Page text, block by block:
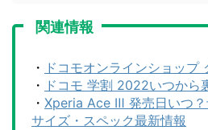
関連情報
・ ドコモオンラインショップ
・ ドコモ 学割 2022いつから
・ Xperia Ace Ⅲ 発売日いつ？
サイズ・スペック最新情報